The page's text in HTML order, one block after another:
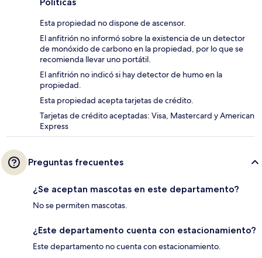
Esta propiedad no dispone de ascensor.
El anfitrión no informó sobre la existencia de un detector
de monóxido de carbono en la propiedad, por lo que se
recomienda llevar uno portátil.
El anfitrión no indicó si hay detector de humo en la
propiedad.
Esta propiedad acepta tarjetas de crédito.
Tarjetas de crédito aceptadas: Visa, Mastercard y American
Express
Preguntas frecuentes
¿Se aceptan mascotas en este departamento?
No se permiten mascotas.
¿Este departamento cuenta con estacionamiento?
Este departamento no cuenta con estacionamiento.